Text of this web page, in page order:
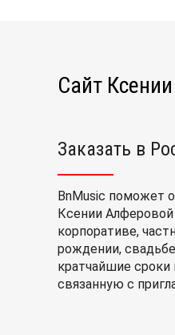
Сайт
Заказать в
BnMusic поможет
Ксении Алферовой
корпоративе,
рождении,
кратчайшие
связанную с